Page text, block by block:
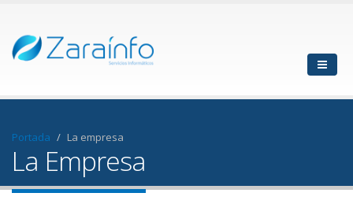
Portada La empresa
La Empresa